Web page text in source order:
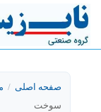
صفحه اصلی /
سوخت